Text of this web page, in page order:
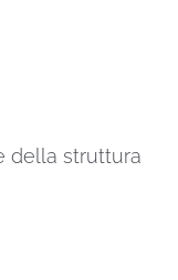
della struttura